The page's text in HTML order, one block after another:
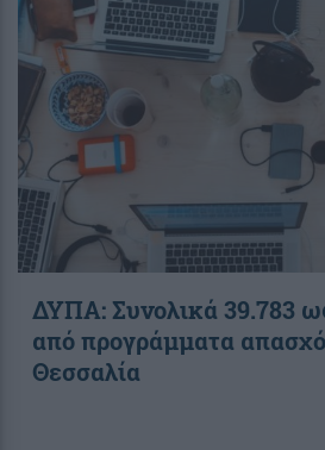
ΔΥΠΑ: Συνολικά 39.783
από προγράμματα
Θεσσαλία